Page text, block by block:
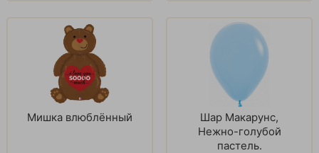
Мишка влюблённый
Шар Макарунс,
Нежно-голубой
пастель.